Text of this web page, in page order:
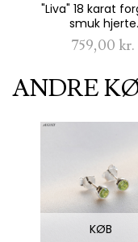
"Liva" 18 karat
smuk hjerte
halskæde
gravering
759,00 kr.
ANDRE
KØB